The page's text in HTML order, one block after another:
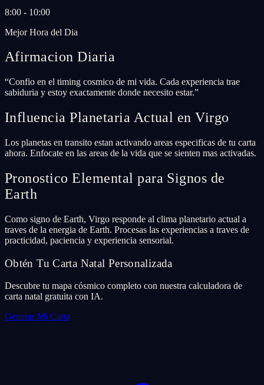
8:00 - 10:00
Mejor Hora del Dia
Afirmacion Diaria
“Confio en el timing cosmico de mi vida. Cada experiencia trae
sabiduria y estoy exactamente donde necesito estar.”
Influencia Planetaria Actual en Virgo
Los planetas en transito estan activando areas especificas de tu carta
ahora. Enfocate en las areas de la vida que se sienten mas activadas.
Pronostico Elemental para Signos de
Earth
Como signo de Earth, Virgo responde al clima planetario actual a
traves de la energia de Earth. Procesas las experiencias a traves de
practicidad, paciencia y experiencia sensorial.
Obtén Tu Carta Natal Personalizada
Descubre tu mapa cósmico completo con nuestra calculadora de
carta natal gratuita con IA.
Generar Mi Carta